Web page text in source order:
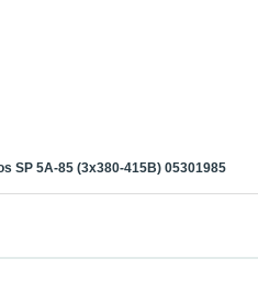
SP 5A-85 (3x380-415В) 05301985